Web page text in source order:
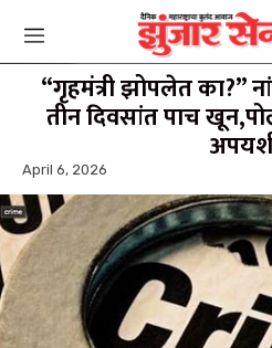
“गृहमंत्री झोपलेत का?”
तीन दिवसांत पाच
April 6, 2026